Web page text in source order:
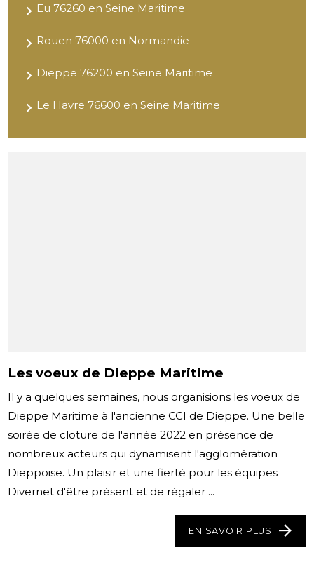
Eu 76260 en Seine Maritime
Rouen 76000 en Normandie
Dieppe 76200 en Seine Maritime
Le Havre 76600 en Seine Maritime
Les voeux de Dieppe Maritime
Il y a quelques semaines, nous organisions les voeux de
Dieppe Maritime à l'ancienne CCI de Dieppe. Une belle
soirée de cloture de l'année 2022 en présence de
nombreux acteurs qui dynamisent l'agglomération
Dieppoise. Un plaisir et une fierté pour les équipes
Divernet d'être présent et de régaler ...
EN SAVOIR PLUS